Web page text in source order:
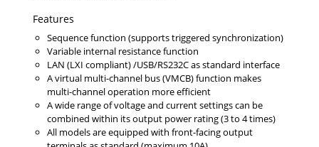
Features
Sequence function (supports triggered synchronization)
Variable internal resistance function
LAN (LXI compliant) /USB/RS232C as standard interface
A virtual multi-channel bus (VMCB) function makes
multi-channel operation more efficient
A wide range of voltage and current settings can be
combined within its output power rating (3 to 4 times)
All models are equipped with front-facing output